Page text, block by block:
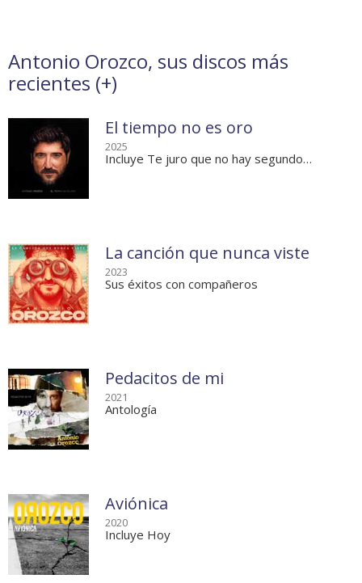
Antonio Orozco, sus discos más
recientes (+)
El tiempo no es oro
2025
Incluye Te juro que no hay segundo…
La canción que nunca viste
2023
Sus éxitos con compañeros
Pedacitos de mi
2021
Antología
Aviónica
2020
Incluye Hoy